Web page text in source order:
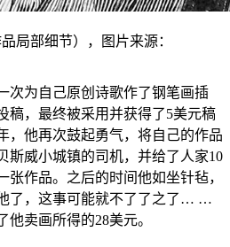
局部细节），图片来源：
次为自己原创诗歌作了钢笔画插
稿，最终被采用并获得了5美元稿
，他再次鼓起勇气，将自己的作品
斯威小城镇的司机，并给了人家10
张作品。之后的时间他如坐针毡，
了，这事可能就不了了之了… …
卖画所得的28美元。